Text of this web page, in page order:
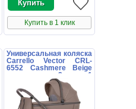
Купить в 1 клик
Универсальная коляска
Carrello Vector CRL-
6552 Cashmere Beige
коричневая 2 в 1
люлька и блок